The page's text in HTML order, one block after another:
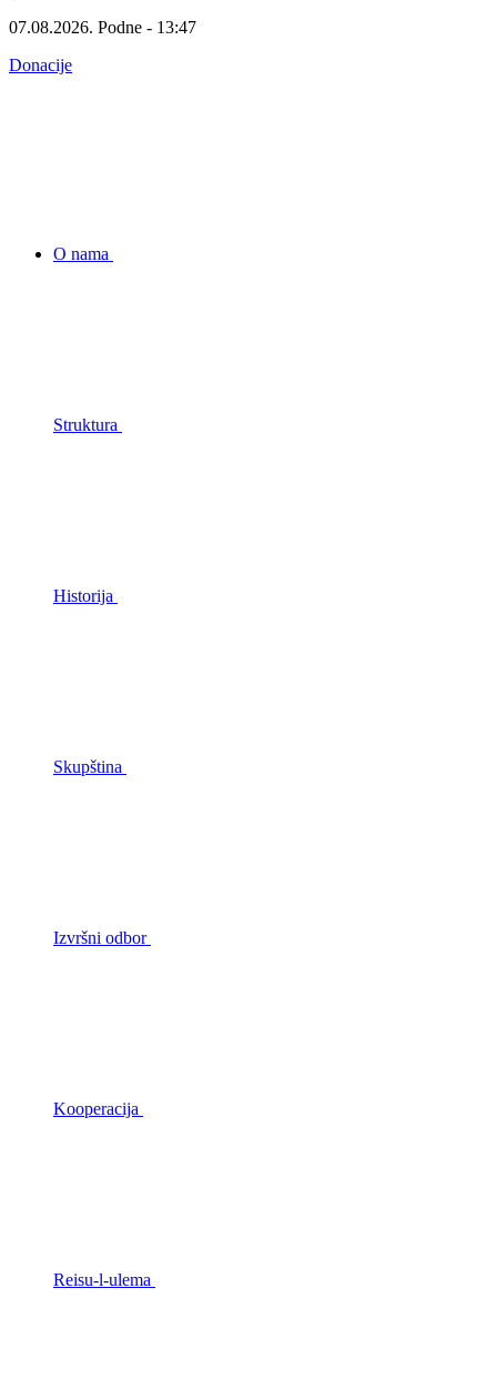
07.08.2026. Podne - 13:47
Donacije
O nama
Struktura
Historija
Skupština
Izvršni odbor
Kooperacija
Reisu-l-ulema